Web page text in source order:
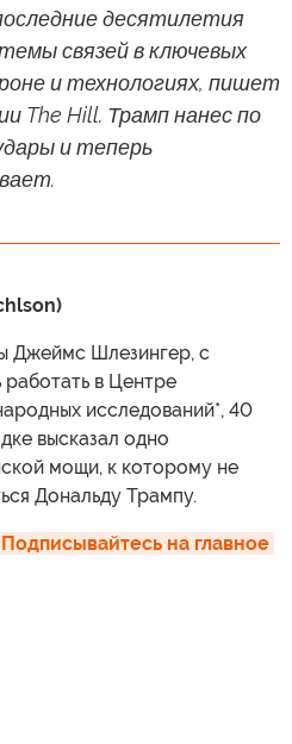
десятилетия
связей в ключевых
и технологиях, пишет
The Hill. Трамп нанес по
и теперь
Джеймс Шлезингер, с
в Центре
исследований*, 40
высказал одно
мощи, к которому не
Дональду Трампу.
на главное